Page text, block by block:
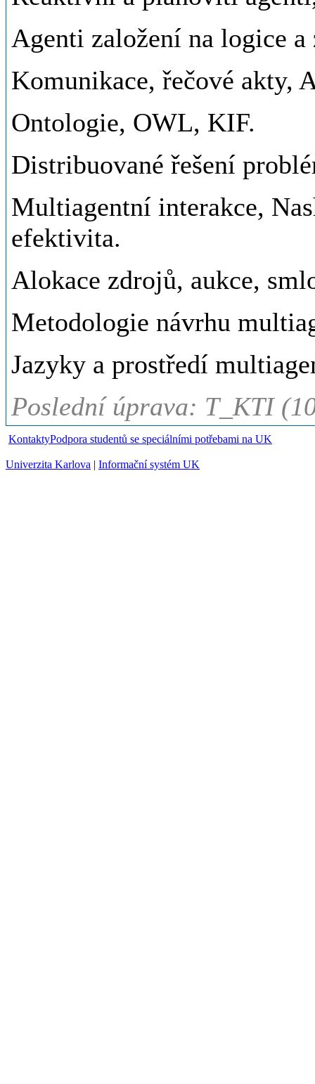
Agenti založení na logice
Komunikace, řečové akty,
Ontologie, OWL, KIF.
Distribuované řešení
Multiagentní interakce,
efektivita.
Alokace zdrojů, aukce,
Metodologie návrhu
Jazyky a prostředí
Poslední úprava: T_KTI
KontaktyPodpora studentů se speciálními potřebami na UK
Univerzita Karlova | Informační systém UK